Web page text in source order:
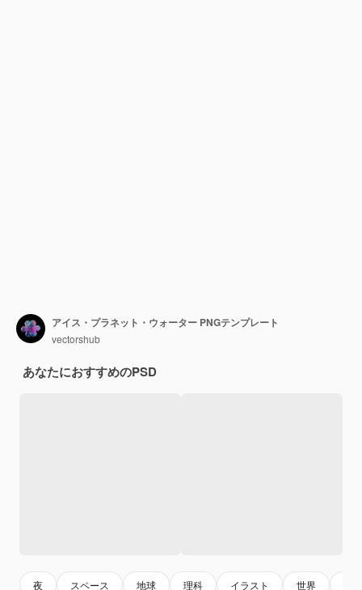
アイス・プラネット・ウォーター PNGテンプレート
vectorshub
あなたにおすすめのPSD
夜 スペース 地球 理科 イラスト 世界